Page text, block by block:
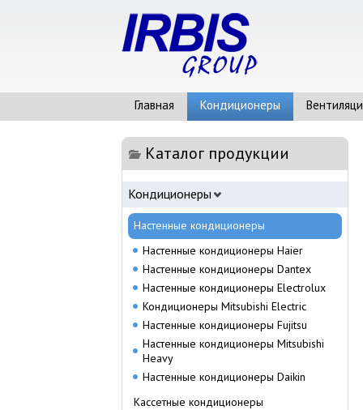
Главная Кондиционеры
Каталог продукции
Кондиционеры
Настенные кондиционеры
Настенные кондиционеры Haier
Настенные кондиционеры Dantex
Настенные кондиционеры Electrolux
Кондиционеры Mitsubishi Electric
Настенные кондиционеры Fujitsu
Настенные кондиционеры Mitsubishi
Heavy
Настенные кондиционеры Daikin
Кассетные кондиционеры